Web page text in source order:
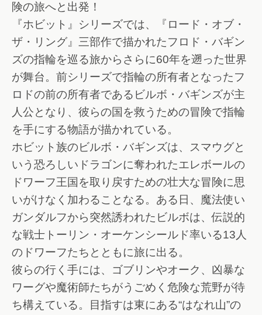
険の旅へと出発！
『ホビット』シリーズでは、『ロード・オブ・
ザ・リング』三部作で描かれたフロド・バギン
ズの指輪を巡る旅からさらに60年を遡った世界
が舞台。前シリーズで指輪の所有者となったフ
ロドの前の所有者であるビルボ・バギンズが主
人公となり、彼らの国を救うための冒険で指輪
を手にする物語が描かれている。
ホビット族のビルボ・バギンズは、スマウグと
いう恐ろしいドラゴンに奪われたエレボールの
ドワーフ王国を取り戻すための壮大な冒険に思
いがけなく加わることなる。ある日、魔法使い
ガンダルフから突然誘われたビルボは、伝説的
な戦士トーリン・オーケンシールド率いる13人
のドワーフたちとともに旅に出る。
彼らの行く手には、ゴブリンやオーク、凶暴な
ワーグや魔術師たちがうごめく危険な荒野が待
ち構えている。目指すは東にある“はなれ山”の